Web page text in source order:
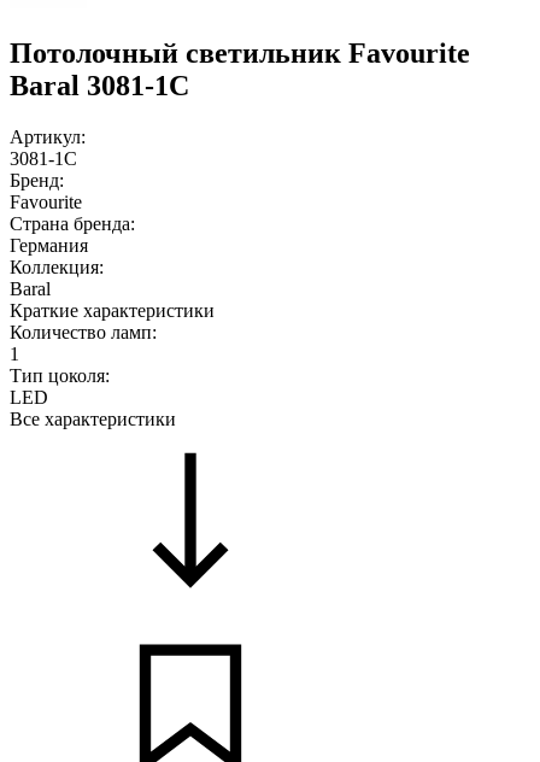
Потолочный светильник Favourite
Baral 3081-1C
Артикул:
3081-1C
Бренд:
Favourite
Страна бренда:
Германия
Коллекция:
Baral
Краткие характеристики
Количество ламп:
1
Тип цоколя:
LED
Все характеристики